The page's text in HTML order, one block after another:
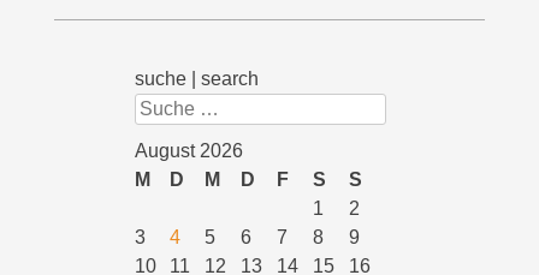
suche | search
Suchen
August 2026
M
D M D F S
S
1
2
3
4 5 6 7 8
9
10
11 12 13 14 15
16